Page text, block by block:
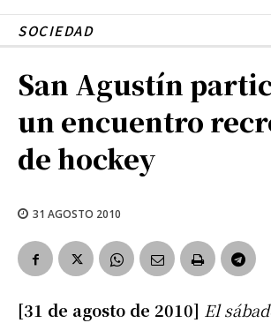
SOCIEDAD
San Agustín
un encuentro
de hockey
31 AGOSTO 2010
[31 de agosto de 2010] El